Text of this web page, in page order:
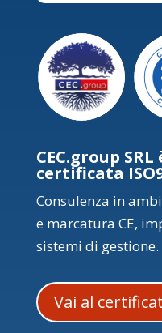
CEC.group
certificata
Consulenza in
e marcatura CE,
sistemi di gestione.
Vai al